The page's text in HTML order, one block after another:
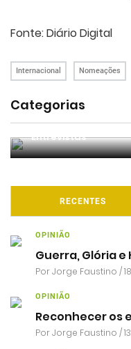
Fonte: Diário Digital
Internacional Nomeações
Categorias
Entrevistas
RECENTES
OPINIÃO
Guerra, Glória e
PorJorge Faustino /
OPINIÃO
Reconhecer os
PorJorge Faustino /